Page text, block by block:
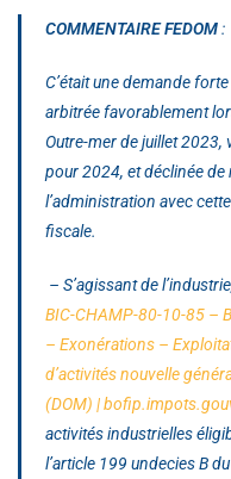
COMMENTAIRE FEDOM:
C’était une demande
arbitrée favorablement
Outre-mer de juillet 2023,
pour 2024, et déclinée
l’administration avec
fiscale.
– S’agissant de l’industrie
BIC-CHAMP-80-10-85 –
– Exonérations –
d’activités nouvelle
(DOM) |
activités industrielles
l’article 199 undecies B